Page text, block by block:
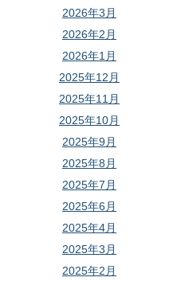
2026年3月
2026年2月
2026年1月
2025年12月
2025年11月
2025年10月
2025年9月
2025年8月
2025年7月
2025年6月
2025年4月
2025年3月
2025年2月